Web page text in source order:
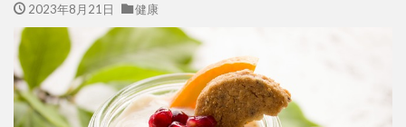
2023年8月21日 健康